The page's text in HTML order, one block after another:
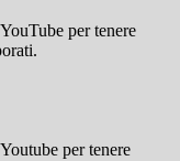
per tenere
per tenere